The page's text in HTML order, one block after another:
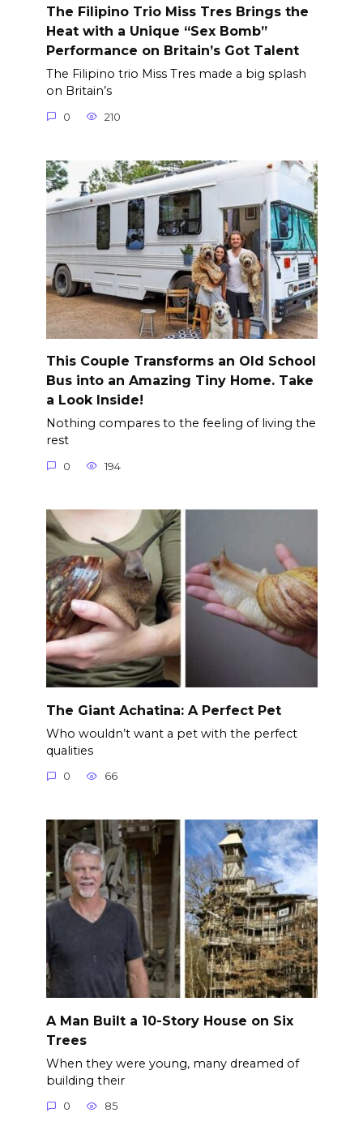
The Filipino Trio Miss Tres Brings the
Heat with a Unique “Sex Bomb”
Performance on Britain’s Got Talent
The Filipino trio Miss Tres made a big splash
on Britain’s
0 210
This Couple Transforms an Old School
Bus into an Amazing Tiny Home. Take
a Look Inside!
Nothing compares to the feeling of living the
rest
0 194
The Giant Achatina: A Perfect Pet
Who wouldn’t want a pet with the perfect
qualities
0 66
A Man Built a 10-Story House on Six
Trees
When they were young, many dreamed of
building their
0 85